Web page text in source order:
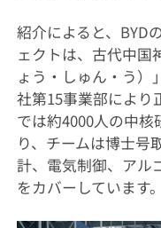
紹介によると、BYD
ェクトは、古代中国
ょう・しゅん・う）
社第15事業部により
では約4000人の中核
り、チームは博士号
計、電気制御、アル
をカバーしています。